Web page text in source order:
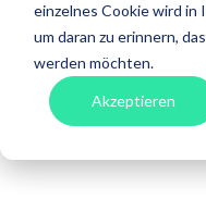
einzelnes Cookie wird in
um daran zu erinnern,
werden möchten.
Akzeptieren
Offshore Test Center
Test Management
Test Analyst
Test Automation
Agile Tester
Acceptance Testing
Raphael Bisinger:
Airline